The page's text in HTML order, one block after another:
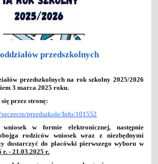
przedszkolnych
przedszkolnych na rok szkolny 2025/2026
3 marca 2025 roku.
przez stronę:
przedszkole/Info/101552
wniosek w formie elektronicznej, następnie
rodziców wniosek wraz z niezbędnymi
dostarczyć do placówki pierwszego wyboru w
r. - 21.03.2025 r.